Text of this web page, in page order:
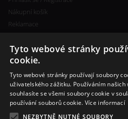
Nákupní košík
Reklamace
Další informace
Ceny poštovného
Tyto webové stránky
cookie.
Tyto webové stránky používají soubory
uživatelského zážitku. Používáním
souhlasíte se všemi soubory cookie v
používání souborů cookie. Více informací
NEZBYTNĚ NUTNÉ SOUBORY